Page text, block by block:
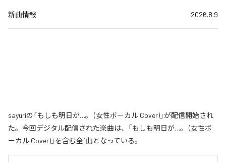
新曲情報 2026.8.9
sayuriの「もしも明日が…。 (女性ボーカル Cover)」が配信開始され
た。今回デジタル配信された楽曲は、「もしも明日が…。 (女性ボ
ーカル Cover)」を含む全1曲となっている。